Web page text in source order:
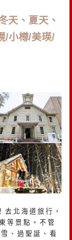
天、夏天、
/小樽/美瑛/
北海道旅行，
等景點。不管
、過聖誕、看